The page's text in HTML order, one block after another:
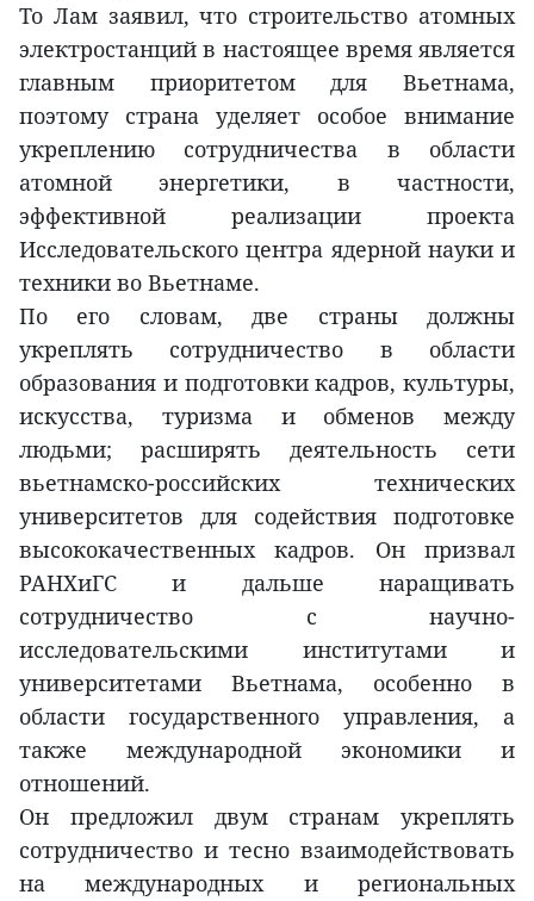
То Лам заявил, что строительство атомных
электростанций в настоящее время является
главным приоритетом для Вьетнама,
поэтому страна уделяет особое внимание
укреплению сотрудничества в области
атомной энергетики, в частности,
эффективной реализации проекта
Исследовательского центра ядерной науки и
техники во Вьетнаме.
По его словам, две страны должны
укреплять сотрудничество в области
образования и подготовки кадров, культуры,
искусства, туризма и обменов между
людьми; расширять деятельность сети
вьетнамско-российских технических
университетов для содействия подготовке
высококачественных кадров. Он призвал
РАНХиГС и дальше наращивать
сотрудничество с научно-
исследовательскими институтами и
университетами Вьетнама, особенно в
области государственного управления, а
также международной экономики и
отношений.
Он предложил двум странам укреплять
сотрудничество и тесно взаимодействовать
на международных и региональных